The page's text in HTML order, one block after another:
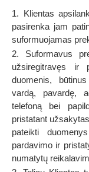
1. Klientas
pasirenka jam
suformuojamas
2. Suformavus
užsiregitravęs ir
duomenis,
vardą, pavardę,
telefoną bei
pristatant
pateikti
pardavimo ir
numatytų